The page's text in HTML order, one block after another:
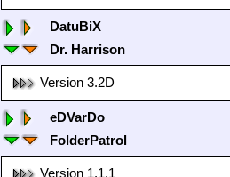
DatuBiX
Dr. Harrison
Version 3.2D
eDVarDo
FolderPatrol
Version 1.1.1